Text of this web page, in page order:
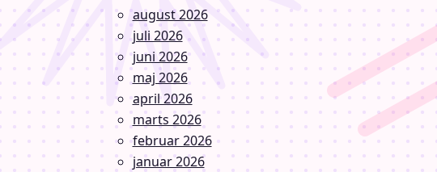
august 2026
juli 2026
juni 2026
maj 2026
april 2026
marts 2026
februar 2026
januar 2026